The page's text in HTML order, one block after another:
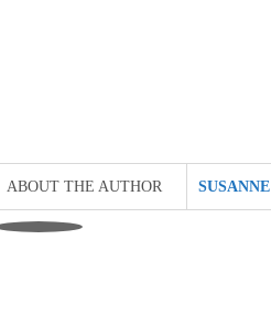
ABOUT THE AUTHOR SUSANNE